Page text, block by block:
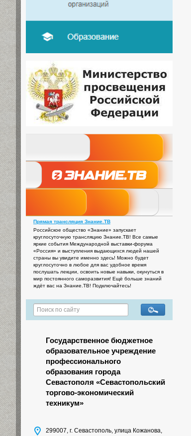
Прямая трансляция Знание.ТВ
Российское общество «Знание» запускает
круглосуточную трансляцию Знание.ТВ! Все самые
яркие события Международной выставки-форума
«Россия» и выступления выдающихся людей нашей
страны вы увидите именно здесь! Можно будет
круглосуточно в любое для вас удобное время
послушать лекции, освоить новые навыки, окунуться в
мир постоянного саморазвития! Ещё больше знаний
ждёт вас на Знание.ТВ! Подключайтесь!
Государственное бюджетное
образовательное учреждение
профессионального
образования города
Севастополя «Севастопольский
торгово-экономический
техникум»
299007, г. Севастополь, улица Кожанова,